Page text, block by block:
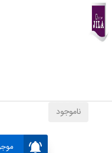
ناموجود